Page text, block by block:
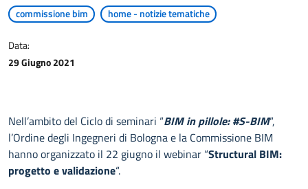
commissione bim home - notizie tematiche
Data:
29 Giugno 2021
Nell’ambito del Ciclo di seminari “BIM in pillole: #S-BIM“,
l’Ordine degli Ingegneri di Bologna e la Commissione BIM
hanno organizzato il 22 giugno il webinar “Structural BIM:
progetto e validazione“.